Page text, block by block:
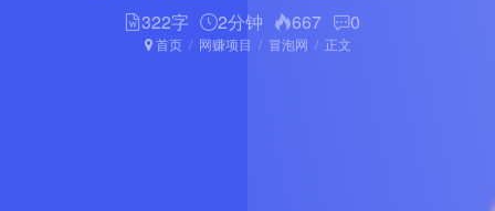
322字
2分钟 667 0
首页 网赚项目 冒泡网 正文